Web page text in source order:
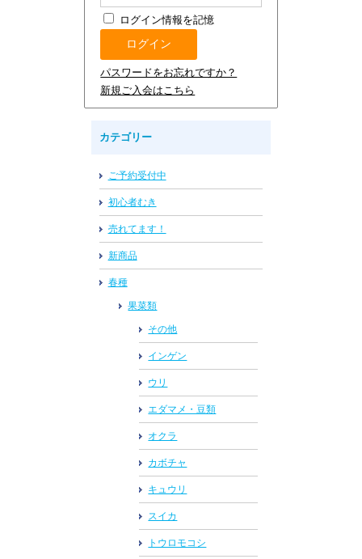
ログイン情報を記憶
パスワードをお忘れですか？
新規ご入会はこちら
カテゴリー
ご予約受付中
初心者むき
売れてます！
新商品
春種
果菜類
その他
インゲン
ウリ
エダマメ・豆類
オクラ
カボチャ
キュウリ
スイカ
トウロモコシ